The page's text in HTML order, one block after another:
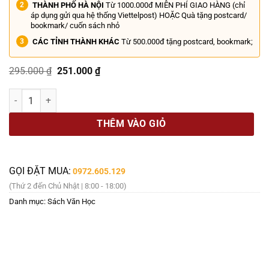
THÀNH PHỐ HÀ NỘI Từ 1000.000đ MIỄN PHÍ GIAO HÀNG (chỉ
áp dụng gửi qua hệ thống Viettelpost) HOẶC Quà tặng postcard/
bookmark/ cuốn sách nhỏ
CÁC TỈNH THÀNH KHÁC Từ 500.000đ tặng postcard, bookmark;
295.000₫ Giá
là:
251.000 ₫Giá
(Bìa cứng, tái bản 2026) THẦN THOẠI HY LẠP - Nguyễn Văn Khỏa -
THÊM VÀO GIỎ
GỌI ĐẶT MUA: 0972.605.129
(Thứ 2 đến Chủ Nhật | 8:00 - 18:00)
Danh mục: Sách Văn Học